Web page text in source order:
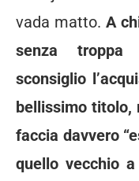
vada matto. A
senza troppa
sconsiglio
bellissimo titolo,
faccia davvero
quello vecchio